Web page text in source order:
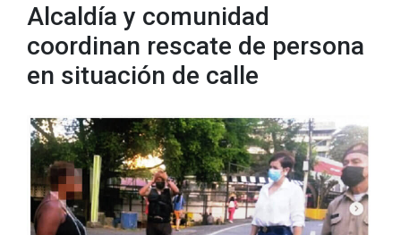
Alcaldía y comunidad
coordinan rescate de persona
en situación de calle